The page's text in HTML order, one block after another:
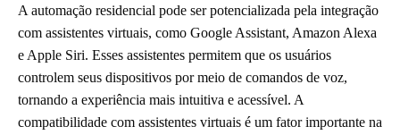
A automação residencial pode ser potencializada pela integração
com assistentes virtuais, como Google Assistant, Amazon Alexa
e Apple Siri. Esses assistentes permitem que os usuários
controlem seus dispositivos por meio de comandos de voz,
tornando a experiência mais intuitiva e acessível. A
compatibilidade com assistentes virtuais é um fator importante na